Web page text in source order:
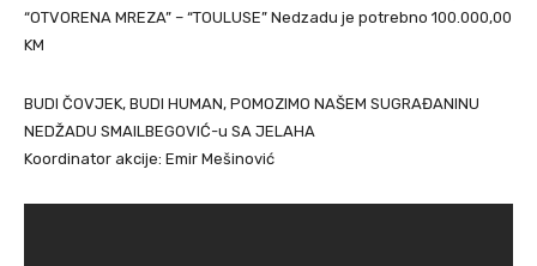
“OTVORENA MREZA” – “TOULUSE” Nedzadu je potrebno 100.000,00
KM
BUDI ČOVJEK, BUDI HUMAN, POMOZIMO NAŠEM SUGRAĐANINU
NEDŽADU SMAILBEGOVIĆ-u SA JELAHA
Koordinator akcije: Emir Mešinović